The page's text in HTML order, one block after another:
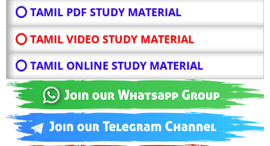
⭕ TAMIL PDF STUDY MATERIAL
⭕ TAMIL VIDEO STUDY MATERIAL
⭕ TAMIL ONLINE STUDY MATERIAL